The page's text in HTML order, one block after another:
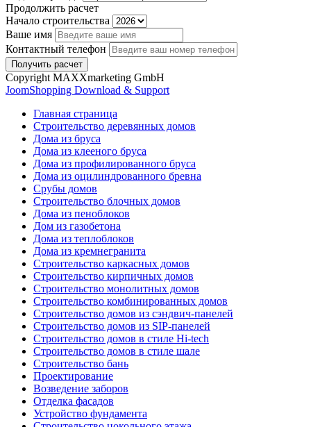
Продолжить расчет
Начало строительства
Ваше имя
Контактный телефон
Copyright MAXXmarketing GmbH
JoomShopping Download & Support
Главная страница
Строительство деревянных домов
Дома из бруса
Дома из клееного бруса
Дома из профилированного бруса
Дома из оцилиндрованного бревна
Срубы домов
Строительство блочных домов
Дома из пеноблоков
Дом из газобетона
Дома из теплоблоков
Дома из кремнегранита
Строительство каркасных домов
Строительство кирпичных домов
Строительство монолитных домов
Строительство комбинированных домов
Строительство домов из сэндвич-панелей
Строительство домов из SIP-панелей
Строительство домов в стиле Hi-tech
Строительство домов в стиле шале
Строительство бань
Проектирование
Возведение заборов
Отделка фасадов
Устройство фундамента